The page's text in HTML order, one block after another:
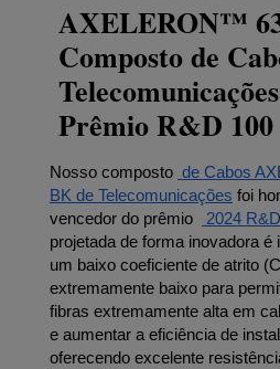
AXELERON™
Composto de
Prêmio R&D 100
Nosso composto de Cabos
BK de Telecomunicações foi
vencedor do prêmio
2024
projetada de forma inovadora
um baixo coeficiente de atrito
extremamente baixo para
fibras extremamente alta em
e aumentar a eficiência de
oferecendo excelente